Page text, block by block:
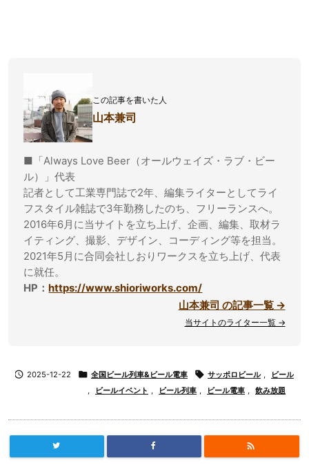
この記事を書いた人
山本兼司
■「Always Love Beer（オールウェイズ・ラブ・ビー
ル）」代表
記者として工業専門誌で2年、編集ライターとしてライ
フスタイル雑誌で3年勤務したのち、フリーランスへ。
2016年6月に当サイトを立ち上げ、企画、編集、取材ラ
イティング、撮影、デザイン、コーディング等を担当。
2021年5月に合同会社しおりワークスを立ち上げ、代表
に就任。
HP：https://www.shioriworks.com/
山本兼司 の記事一覧 →
当サイトのライター一覧 →
 2025-12-22  全国ビール列車&ビール電車  サッポロビール
ビール
ビールイベント ビール列車 ビール電車 飲み放題
